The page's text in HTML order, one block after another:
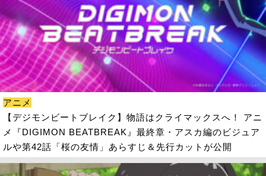
アニメ
【デジモンビートブレイク】物語はクライマックスへ！ アニ
メ『DIGIMON BEATBREAK』最終章・アスカ編のビジュア
ルや第42話「桜の友情」あらすじ＆先行カットが公開